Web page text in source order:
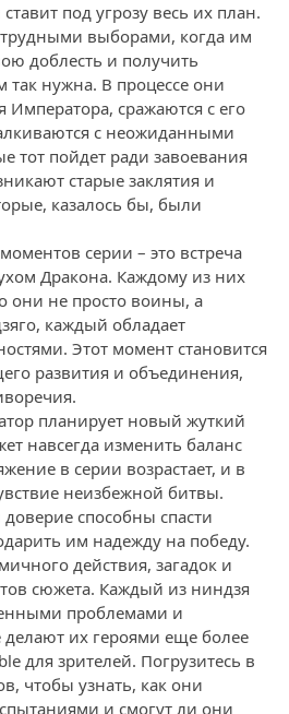
под угрозу весь их план.
трудными выборами, когда им
доблесть и получить
так нужна. В процессе они
Императора, сражаются с его
с неожиданными
тот пойдет ради завоевания
старые заклятия и
казалось бы, были
серии – это встреча
Дракона. Каждому из них
они не просто воины, а
каждый обладает
Этот момент становится
развития и объединения,
планирует новый жуткий
навсегда изменить баланс
в серии возрастает, и в
неизбежной битвы.
способны спасти
им надежду на победу.
действия, загадок и
сюжета. Каждый из ниндзя
проблемами и
их героями еще более
для зрителей. Погрузитесь в
чтобы узнать, как они
и смогут ли они